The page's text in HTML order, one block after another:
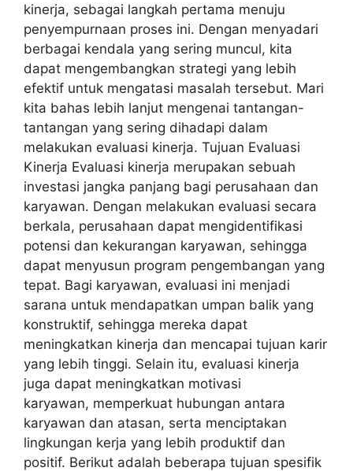
kinerja, sebagai langkah pertama menuju
penyempurnaan proses ini. Dengan menyadari
berbagai kendala yang sering muncul, kita
dapat mengembangkan strategi yang lebih
efektif untuk mengatasi masalah tersebut. Mari
kita bahas lebih lanjut mengenai tantangan-
tantangan yang sering dihadapi dalam
melakukan evaluasi kinerja. Tujuan Evaluasi
Kinerja Evaluasi kinerja merupakan sebuah
investasi jangka panjang bagi perusahaan dan
karyawan. Dengan melakukan evaluasi secara
berkala, perusahaan dapat mengidentifikasi
potensi dan kekurangan karyawan, sehingga
dapat menyusun program pengembangan yang
tepat. Bagi karyawan, evaluasi ini menjadi
sarana untuk mendapatkan umpan balik yang
konstruktif, sehingga mereka dapat
meningkatkan kinerja dan mencapai tujuan karir
yang lebih tinggi. Selain itu, evaluasi kinerja
juga dapat meningkatkan motivasi
karyawan, memperkuat hubungan antara
karyawan dan atasan, serta menciptakan
lingkungan kerja yang lebih produktif dan
positif. Berikut adalah beberapa tujuan spesifik